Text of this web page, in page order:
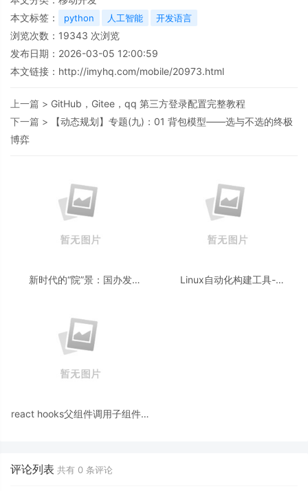
本文标签：
python 人工智能 开发语言
浏览次数： 19343 次浏览
发布日期：2026-03-05 12:00:59
本文链接： http://imyhq.com/mobile/20973.html
上一篇 > GitHub，Gitee，qq 第三方登录配置完整教程
下一篇 >
【动态规划】专题(九)：01 背包模型——选与不选的终极
博弈
新时代的“院”景：国办发
Linux自动化构建工具-
react hooks父组件调用子组件方
评论列表 共有 0 条评论